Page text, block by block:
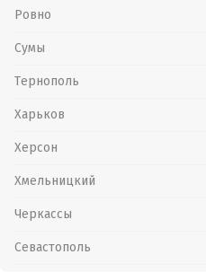
Ровно
Сумы
Тернополь
Харьков
Херсон
Хмельницкий
Черкассы
Севастополь